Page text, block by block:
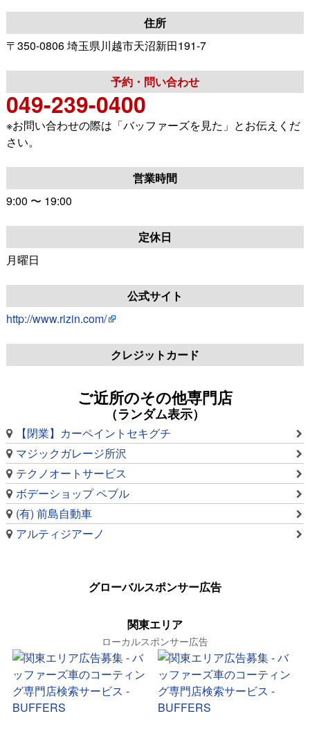
住所
〒350-0806 埼玉県川越市天沼新田191-7
予約・問い合わせ
049-239-0400
※お問い合わせの際は「バッファーズを見た」とお伝えくだ
さい。
営業時間
9:00 〜 19:00
定休日
月曜日
公式サイト
http://www.rizin.com/
クレジットカード
ご近所のその他専門店
（ランダム表示）
【閉業】カーペイントセキグチ
マジックガレージ所沢
テクノオートサービス
ボデーショップ ペブル
(有) 前島自動車
アルティジアーノ
グローバルスポンサー広告
関東エリア
ローカルスポンサー広告